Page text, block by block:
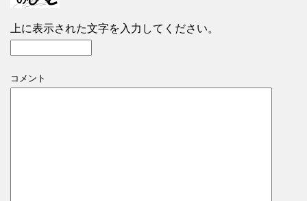
上に表示された文字を入力してください。
コメント